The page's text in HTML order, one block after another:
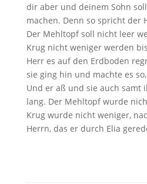
dir aber und deinem Sohn
machen. Denn so spricht der
Der Mehltopf soll nicht leer
Krug nicht weniger werden
Herr es auf den Erdboden
sie ging hin und machte es
Und er aß und sie auch samt
lang. Der Mehltopf wurde
Krug wurde nicht weniger,
Herrn, das er durch Elia